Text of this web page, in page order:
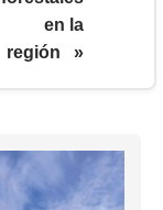
en la
región »